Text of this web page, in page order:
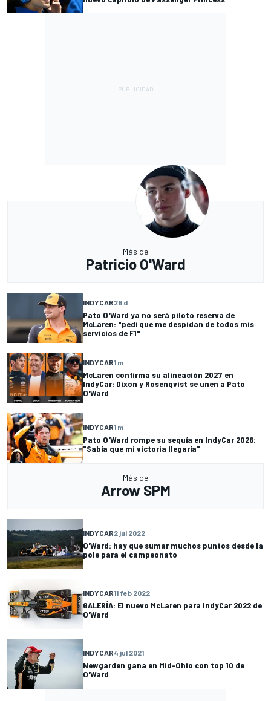
Más de
Patricio O'Ward
INDYCAR28 d
Pato O'Ward ya no será piloto reserva de
McLaren: "pedí que me despidan de todos mis
servicios de F1"
INDYCAR1 m
McLaren confirma su alineación 2027 en
IndyCar: Dixon y Rosenqvist se unen a Pato
O'Ward
INDYCAR1 m
Pato O'Ward rompe su sequía en IndyCar 2026:
"Sabía que mi victoria llegaría"
Más de
Arrow SPM
INDYCAR2 jul 2022
O'Ward: hay que sumar muchos puntos desde la
pole para el campeonato
INDYCAR11 feb 2022
GALERÍA: El nuevo McLaren para IndyCar 2022 de
O'Ward
INDYCAR4 jul 2021
Newgarden gana en Mid-Ohio con top 10 de
O'Ward